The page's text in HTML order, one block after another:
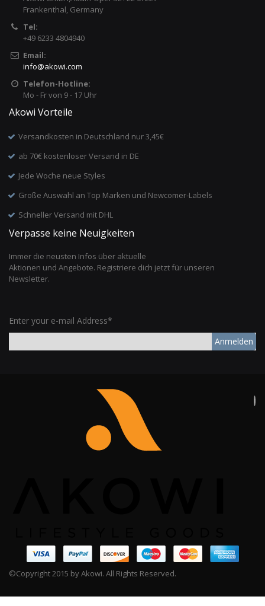
Frankenthal, Germany
Tel:
+49 6233 4804940
Email:
info@akowi.com
Telefon-Hotline:
Mo - Fr von 9 - 17 Uhr
Akowi Vorteile
Versandkosten in Deutschland nur 3,45€
ab 70€ kostenloser Versand in DE
Jede Woche neue Styles
Große Auswahl an Top Marken und Newcomer-Labels
Schneller Versand mit DHL
Verpasse keine Neuigkeiten
Immer die neusten Infos über aktuelle
Aktionen und Angebote. Registriere dich jetzt für unseren
Newsletter.
Enter your e-mail Address*
Anmelden
©Copyright 2015 by Akowi. All Rights Reserved.